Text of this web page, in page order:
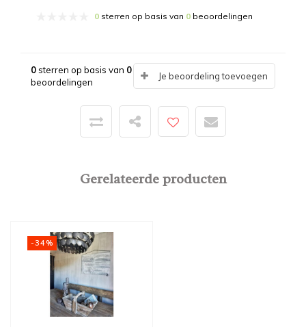
0 sterren op basis van 0 beoordelingen
0sterren op basis van 0
beoordelingen
Je beoordeling toevoegen
Gerelateerde producten
-34%